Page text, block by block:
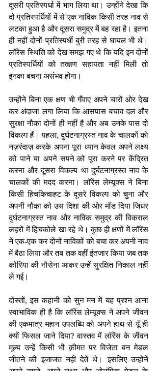
दूसरी प्रतिस्पर्धा में भाग लिया था। उन्होंने देखा कि
दो प्रतिस्पर्धियों में से एक नाविक किसी तरह नाव से
लटका हुआ है और दूसरा समुद्र में बह रहा है। इतना
ही नहीं दोनों प्रतिस्पर्धी बुरी तरह से घायल भी थे।
लॉरेंस स्थिति को देख समझ गए थे कि यदि इन दोनों
प्रतिस्पर्धियों को तत्क्षण सहायता नहीं मिली तो
इनका बचना असंभव होगा।
उन्होंने बिना एक क्षण भी गँवाए अपने चारों ओर देख
कर अंदाजा लगा लिया कि आसपास बचाव दल और
सुरक्षा नौका दोनों ही नहीं है और अब उनके पास दो
विकल्प हैं। पहला, दुर्घटनाग्रस्त नाव के चालकों को
नज़रंदाज़ करके अपना पूरा ध्यान केवल अपने लक्ष्य
को पाने या अपने सपने को पूरा करने पर केंद्रित
करना और दूसरा विकल्प था दुर्घटनाग्रस्त नाव के
चालकों की मदद करना। लॉरेंस लेम्यूक्स ने बिना
किसी हिचकिचाहट के दूसरे विकल्प को चुना और
अपनी नौका को उस दिशा की ओर मॉड दिया जिधर
दुर्घटनाग्रस्त नाव और नाविक समुद्र की विकराल
लहरों में हिचकोले खा रहे थे। कुछ ही क्षणों में लॉरेंस
ने एक-एक कर दोनों नाविकों को बचा कर अपनी नाव
में बैठा लिया और तब तक वहीं इंतजार किया जब तक
कोरिया की नौसेना आकर उन्हें सुरक्षित निकाल नहीं
ले गई।
दोस्तों, इस कहानी को सुन मन में यह प्रश्न आना
स्वाभाविक ही है कि लॉरेंस लेम्यूक्स ने अपने जीवन
की एकमात्र महान उपलब्धि को अपने हाथ से यूँ ही
क्यों फिसल जाने दिया? वास्तव में लॉरेंस के जीवन
मूल्य उन्हें किसी भी क़ीमत पर विजेता बन मेडल
जीतने की इजाजत नहीं देते थे। इसलिए उन्होंने